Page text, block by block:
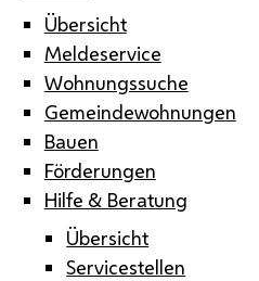
Übersicht
Meldeservice
Wohnungssuche
Gemeindewohnungen
Bauen
Förderungen
Hilfe & Beratung
Übersicht
Servicestellen